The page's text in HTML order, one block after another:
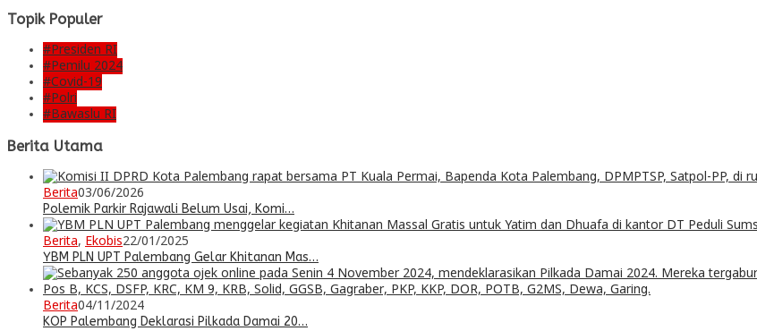
Topik Populer
#Presiden RI
#Pemilu 2024
#Covid-19
#Polri
#Bawaslu RI
Berita Utama
Berita03/06/2026
Polemik Parkir Rajawali Belum Usai, Komi…
Berita, Ekobis22/01/2025
YBM PLN UPT Palembang Gelar Khitanan Mas…
Berita04/11/2024
KOP Palembang Deklarasi Pilkada Damai 20…